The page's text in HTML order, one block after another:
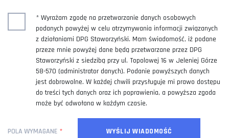
* Wyrażam zgodę na przetwarzanie danych osobowych
podanych powyżej w celu otrzymywania informacji związanych
z działaniami DPG Staworzyński. Mam świadomość, iż podane
przeze mnie powyżej dane będą przetwarzane przez DPG
Staworzyński z siedzibą przy ul. Topolowej 16 w Jeleniej Górze
58-570 (administrator danych). Podanie powyższych danych
jest dobrowolne. W każdej chwili przysługuje mi prawo dostępu
do treści tych danych oraz ich poprawienia, a powyższa zgoda
może być odwołana w każdym czasie.
POLA WYMAGANE